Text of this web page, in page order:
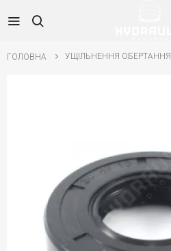
ГОЛОВНА УЩІЛЬНЕННЯ ОБЕРТАННЯ